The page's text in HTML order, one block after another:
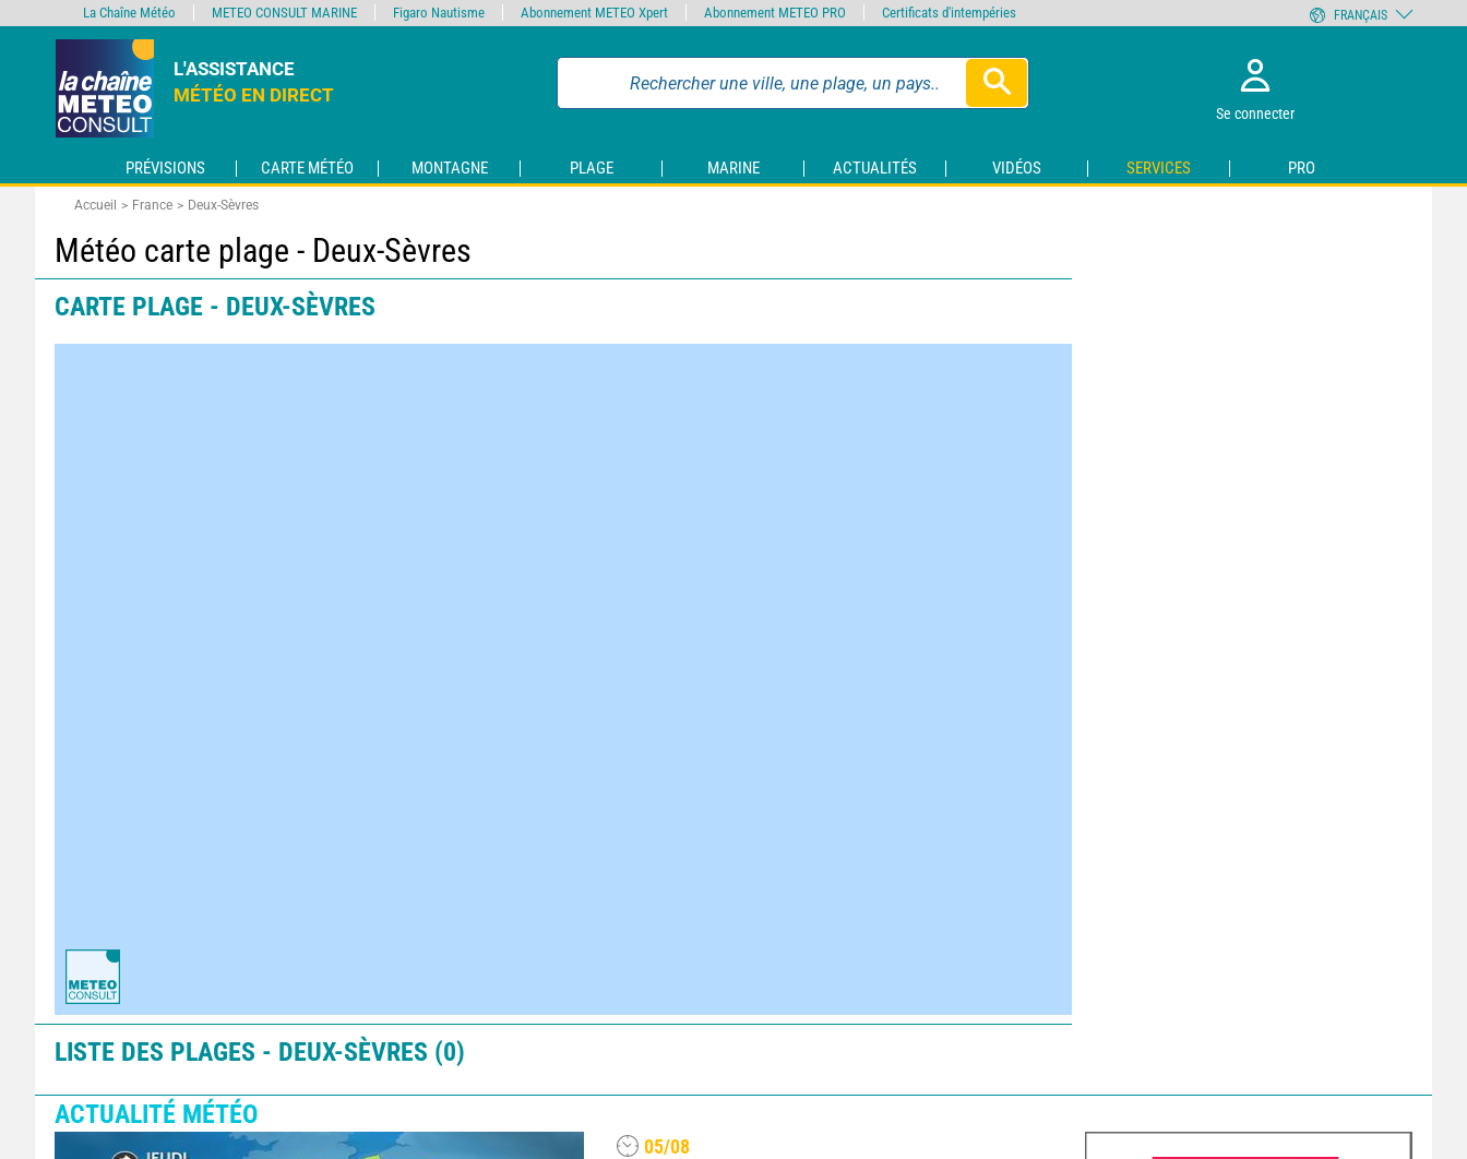
L'ASSISTANCE
MÉTÉO EN DIRECT
Se connecter
PRÉVISIONS CARTE MÉTÉO MONTAGNE PLAGE MARINE ACTUALITÉS VIDÉOS SERVICES PRO
Accueil France Deux-Sèvres
Météo carte plage - Deux-Sèvres
CARTE PLAGE - DEUX-SÈVRES
LISTE DES PLAGES - DEUX-SÈVRES (0)
ACTUALITÉ MÉTÉO
05/08
La Chaîne Météo METEO CONSULT MARINE Figaro Nautisme Abonnement METEO Xpert Abonnement METEO PRO Certificats d'intempéries FRANÇAIS